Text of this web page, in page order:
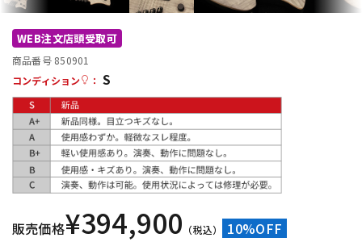
配信/ライブ機器
中古
WEB注文店頭受取可
商品番号 850901
コンディション
： S
販売価格¥394,900 （税込） 10%OFF